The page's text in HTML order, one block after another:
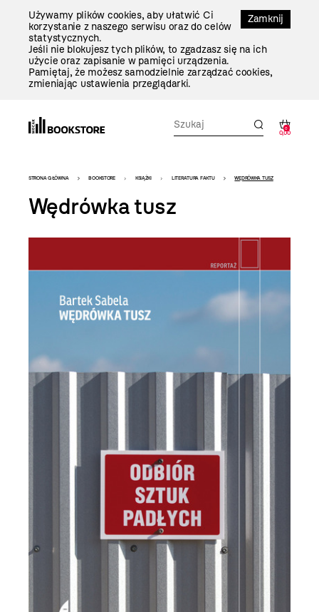
Zamknij
Używamy plików cookies, aby ułatwić Ci
korzystanie z naszego serwisu oraz do celów
statystycznych.
Jeśli nie blokujesz tych plików, to zgadzasz się na ich
użycie oraz zapisanie w pamięci urządzenia.
Pamiętaj, że możesz samodzielnie zarządzać cookies,
zmieniając ustawienia przeglądarki.
0
0,00
Bookstore
-
szablon
szczegóły
STRONA GŁÓWNA BOOKSTORE KSIĄŻKI LITERATURA FAKTU WĘDRÓWKA TUSZ
Wędrówka tusz